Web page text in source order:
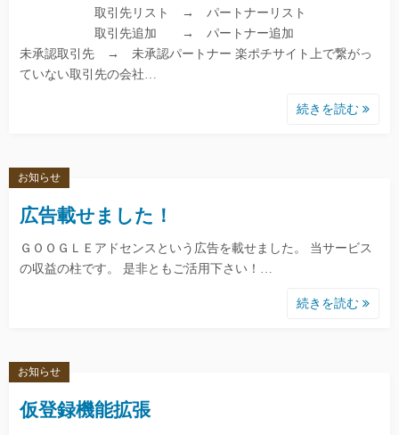
取引先リスト → パートナーリスト
取引先追加 → パートナー追加
未承認取引先 → 未承認パートナー 楽ポチサイト上で繋がっ
ていない取引先の会社…
続きを読む
広告載せました！
ＧＯＯＧＬＥアドセンスという広告を載せました。 当サービス
の収益の柱です。 是非ともご活用下さい！…
続きを読む
お知らせ
仮登録機能拡張
お知らせ